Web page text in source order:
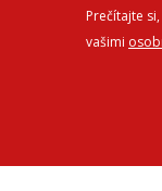
Prečítajte
vašimi